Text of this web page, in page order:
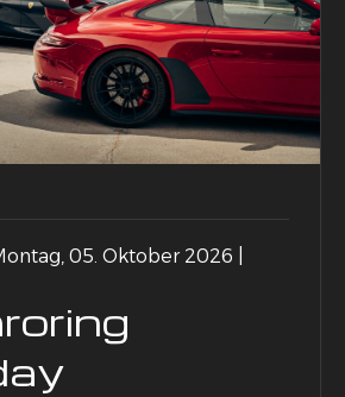
05. Oktober 2026 |